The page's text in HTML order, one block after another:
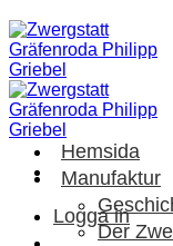
Skip
to
content
Logga in
Hemsida
Manufaktur
Der